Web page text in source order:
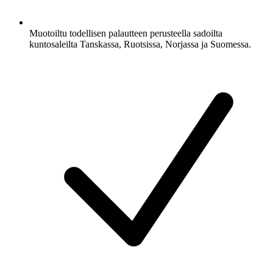
Muotoiltu todellisen palautteen perusteella sadoilta
kuntosaleilta Tanskassa, Ruotsissa, Norjassa ja Suomessa.